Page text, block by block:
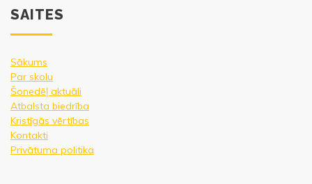
SAITES
Sākums
Par skolu
Šonedēļ aktuāli
Atbalsta biedrība
Kristīgās vērtības
Kontakti
Privātuma politika